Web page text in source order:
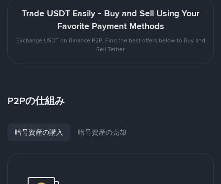
Trade USDT Easily - Buy and Sell Using Your
Favorite Payment Methods
Exchange USDT on Binance P2P. Find the best offers below to Buy and
Sell Tether
P2Pの仕組み
暗号資産の購入 暗号資産の売却